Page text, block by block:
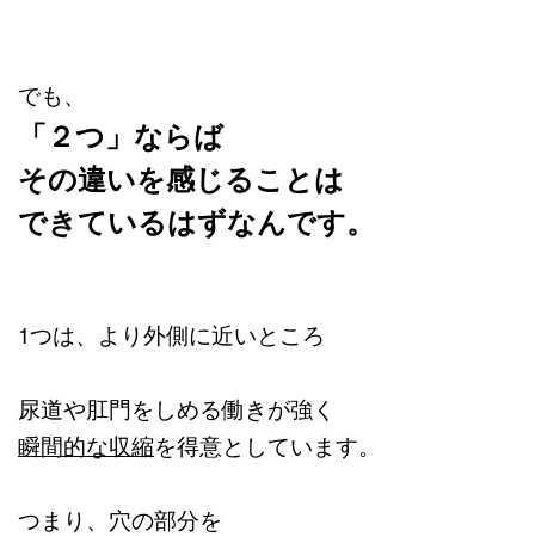
でも、
「２つ」ならば
その違いを感じることは
できているはずなんです。
1つは、より外側に近いところ
尿道や肛門をしめる働きが強く
瞬間的な収縮を得意としています。
つまり、穴の部分を